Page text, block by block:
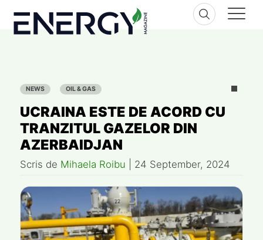
content
NEWS OIL & GAS
UCRAINA ESTE DE ACORD CU
TRANZITUL GAZELOR DIN
AZERBAIDJAN
Scris de Mihaela Roibu 24 September, 2024